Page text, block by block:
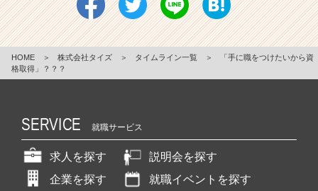
HOME ＞ 株式会社タイズ ＞ タイムライン一覧 ＞
「手に職をつけたいから資
格取得」？？？
SERVICE 就職サービス
求人を探す
説明会を探す
企業を探す
就職イベントを探す